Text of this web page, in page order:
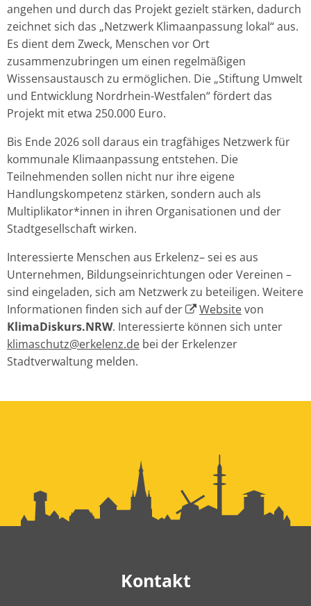
angehen und durch das Projekt gezielt stärken, dadurch
zeichnet sich das „Netzwerk Klimaanpassung lokal“ aus.
Es dient dem Zweck, Menschen vor Ort
zusammenzubringen um einen regelmäßigen
Wissensaustausch zu ermöglichen. Die „Stiftung Umwelt
und Entwicklung Nordrhein-Westfalen“ fördert das
Projekt mit etwa 250.000 Euro.
Bis Ende 2026 soll daraus ein tragfähiges Netzwerk für
kommunale Klimaanpassung entstehen. Die
Teilnehmenden sollen nicht nur ihre eigene
Handlungskompetenz stärken, sondern auch als
Multiplikator*innen in ihren Organisationen und der
Stadtgesellschaft wirken.
Interessierte Menschen aus Erkelenz– sei es aus
Unternehmen, Bildungseinrichtungen oder Vereinen –
sind eingeladen, sich am Netzwerk zu beteiligen. Weitere
Informationen finden sich auf der
Websitevon
KlimaDiskurs.NRW. Interessierte können sich unter
klimaschutz@erkelenz.de bei der Erkelenzer
Stadtverwaltung melden.
Kontakt